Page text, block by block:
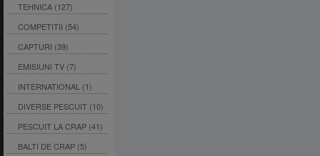
TEHNICA (127)
COMPETITII (54)
CAPTURI (39)
EMISIUNI TV (7)
INTERNATIONAL (1)
DIVERSE PESCUIT (10)
PESCUIT LA CRAP (41)
BALTI DE CRAP (5)